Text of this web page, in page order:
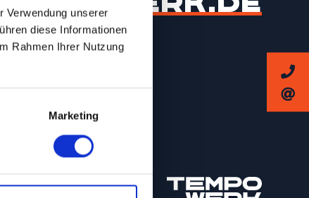
Verwendung unserer
diese Informationen
Rahmen Ihrer Nutzung
Marketing